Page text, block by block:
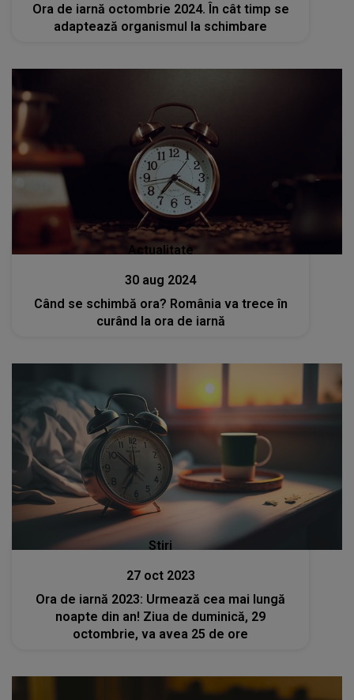
Ora de iarnă octombrie 2024. În cât timp se
adaptează organismul la schimbare
Actualitate
30 aug 2024
Când se schimbă ora? România va trece în
curând la ora de iarnă
Stiri
27 oct 2023
Ora de iarnă 2023: Urmează cea mai lungă
noapte din an! Ziua de duminică, 29
octombrie, va avea 25 de ore